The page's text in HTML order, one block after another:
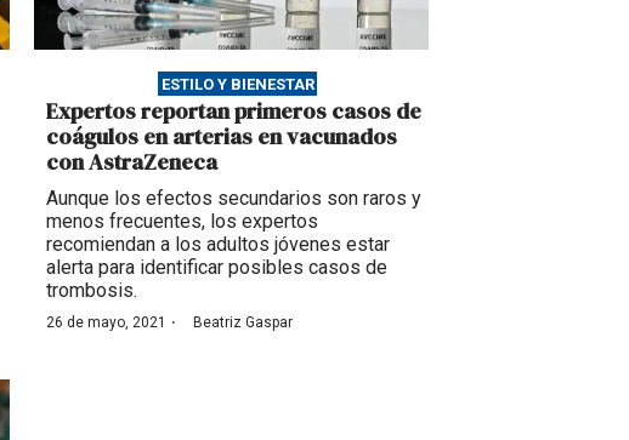
ESTILO Y BIENESTAR
Expertos reportan primeros casos de
coágulos en arterias en vacunados
con AstraZeneca
Aunque los efectos secundarios son raros y
menos frecuentes, los expertos
recomiendan a los adultos jóvenes estar
alerta para identificar posibles casos de
trombosis.
26 de mayo, 2021 · Beatriz Gaspar